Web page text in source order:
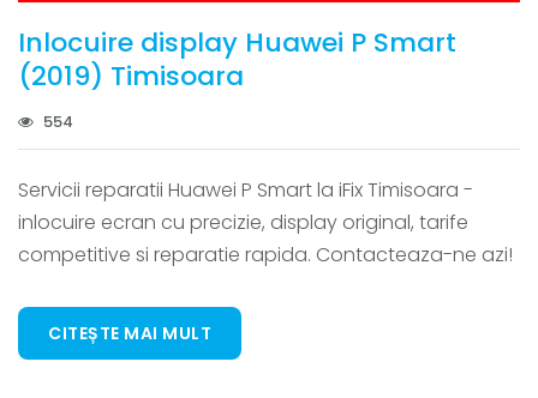
Inlocuire display Huawei P Smart
(2019) Timisoara
554
Servicii reparatii Huawei P Smart la iFix Timisoara -
inlocuire ecran cu precizie, display original, tarife
competitive si reparatie rapida. Contacteaza-ne azi!
CITEȘTE MAI MULT